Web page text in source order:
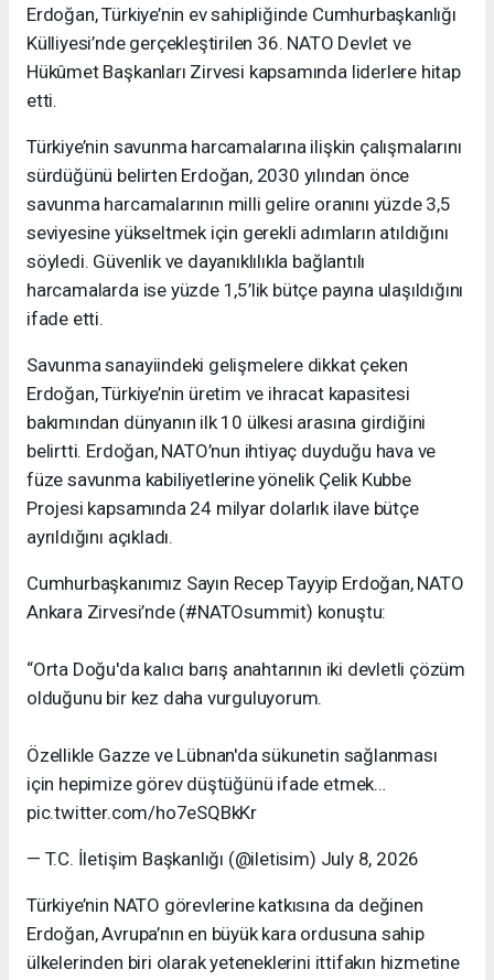
Erdoğan, Türkiye’nin ev sahipliğinde Cumhurbaşkanlığı
Külliyesi’nde gerçekleştirilen 36. NATO Devlet ve
Hükûmet Başkanları Zirvesi kapsamında liderlere hitap
etti.
Türkiye’nin savunma harcamalarına ilişkin çalışmalarını
sürdüğünü belirten Erdoğan, 2030 yılından önce
savunma harcamalarının milli gelire oranını yüzde 3,5
seviyesine yükseltmek için gerekli adımların atıldığını
söyledi. Güvenlik ve dayanıklılıkla bağlantılı
harcamalarda ise yüzde 1,5’lik bütçe payına ulaşıldığını
ifade etti.
Savunma sanayiindeki gelişmelere dikkat çeken
Erdoğan, Türkiye’nin üretim ve ihracat kapasitesi
bakımından dünyanın ilk 10 ülkesi arasına girdiğini
belirtti. Erdoğan, NATO’nun ihtiyaç duyduğu hava ve
füze savunma kabiliyetlerine yönelik Çelik Kubbe
Projesi kapsamında 24 milyar dolarlık ilave bütçe
ayrıldığını açıkladı.
Cumhurbaşkanımız Sayın Recep Tayyip Erdoğan, NATO
Ankara Zirvesi’nde (#NATOsummit) konuştu:
“Orta Doğu'da kalıcı barış anahtarının iki devletli çözüm
olduğunu bir kez daha vurguluyorum.
Özellikle Gazze ve Lübnan'da sükunetin sağlanması
için hepimize görev düştüğünü ifade etmek…
pic.twitter.com/ho7eSQBkKr
— T.C. İletişim Başkanlığı (@iletisim) July 8, 2026
Türkiye’nin NATO görevlerine katkısına da değinen
Erdoğan, Avrupa’nın en büyük kara ordusuna sahip
ülkelerinden biri olarak yeteneklerini ittifakın hizmetine